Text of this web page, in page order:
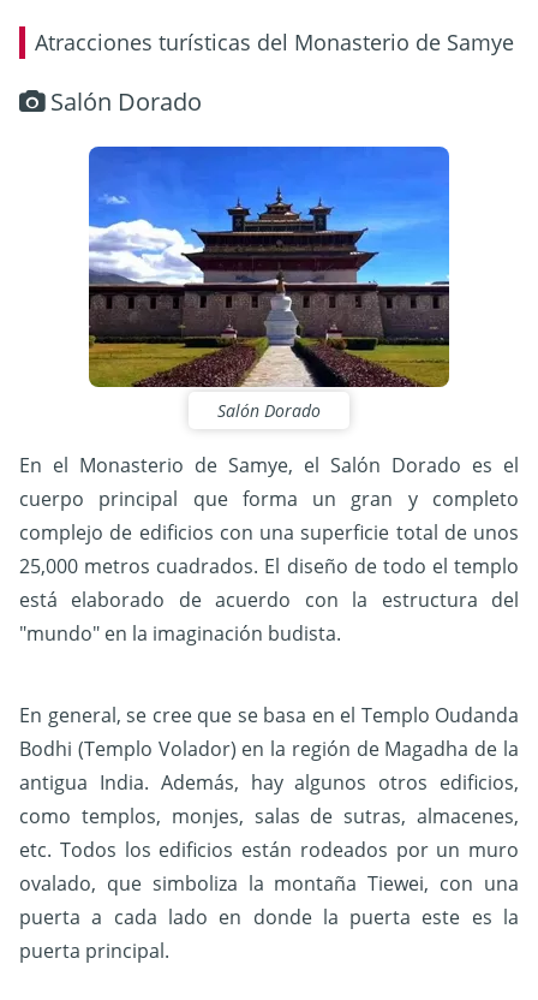
Atracciones turísticas del Monasterio de Samye
Salón Dorado
Salón Dorado
En el Monasterio de Samye, el Salón Dorado es el
cuerpo principal que forma un gran y completo
complejo de edificios con una superficie total de unos
25,000 metros cuadrados. El diseño de todo el templo
está elaborado de acuerdo con la estructura del
"mundo" en la imaginación budista.
En general, se cree que se basa en el Templo Oudanda
Bodhi (Templo Volador) en la región de Magadha de la
antigua India. Además, hay algunos otros edificios,
como templos, monjes, salas de sutras, almacenes,
etc. Todos los edificios están rodeados por un muro
ovalado, que simboliza la montaña Tiewei, con una
puerta a cada lado en donde la puerta este es la
puerta principal.